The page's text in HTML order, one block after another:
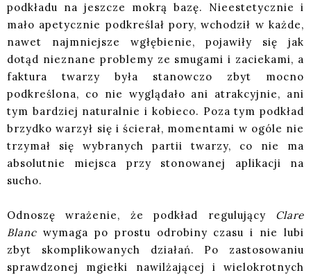
podkładu na jeszcze mokrą bazę. Nieestetycznie i
mało apetycznie podkreślał pory, wchodził w każde,
nawet najmniejsze wgłębienie, pojawiły się jak
dotąd nieznane problemy ze smugami i zaciekami, a
faktura twarzy była stanowczo zbyt mocno
podkreślona, co nie wyglądało ani atrakcyjnie, ani
tym bardziej naturalnie i kobieco. Poza tym podkład
brzydko warzył się i ścierał, momentami w ogóle nie
trzymał się wybranych partii twarzy, co nie ma
absolutnie miejsca przy stonowanej aplikacji na
sucho.
Odnoszę wrażenie, że podkład regulujący Clare
Blanc wymaga po prostu odrobiny czasu i nie lubi
zbyt skomplikowanych działań. Po zastosowaniu
sprawdzonej mgiełki nawilżającej i wielokrotnych